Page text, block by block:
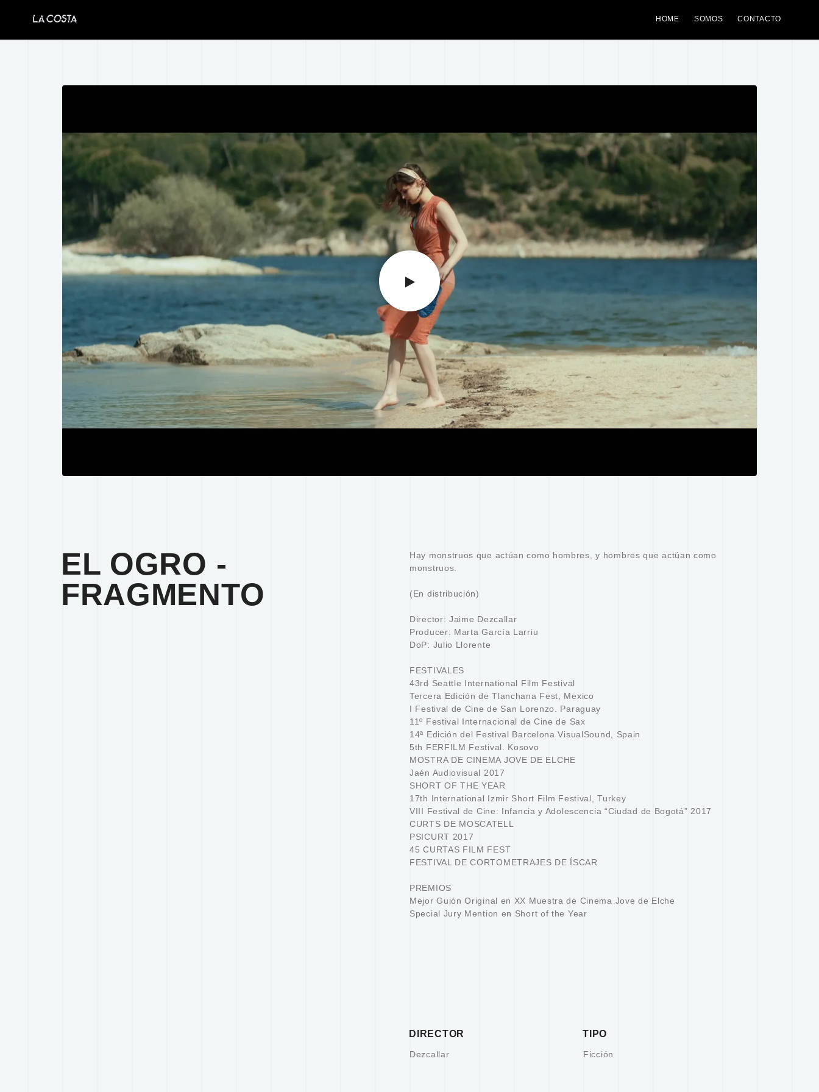
HOME SOMOS CONTACTO
EL OGRO -
FRAGMENTO
Hay monstruos que actúan como hombres, y hombres que actúan como
monstruos.
(En distribución)
Director: Jaime Dezcallar
Producer: Marta García Larriu
DoP: Julio Llorente
FESTIVALES
43rd Seattle International Film Festival
Tercera Edición de Tlanchana Fest, Mexico
I Festival de Cine de San Lorenzo. Paraguay
11º Festival Internacional de Cine de Sax
14ª Edición del Festival Barcelona VisualSound, Spain
5th FERFILM Festival. Kosovo
MOSTRA DE CINEMA JOVE DE ELCHE
Jaén Audiovisual 2017
SHORT OF THE YEAR
17th International Izmir Short Film Festival, Turkey
VIII Festival de Cine: Infancia y Adolescencia “Ciudad de Bogotá” 2017
CURTS DE MOSCATELL
PSICURT 2017
45 CURTAS FILM FEST
FESTIVAL DE CORTOMETRAJES DE ÍSCAR
PREMIOS
Mejor Guión Original en XX Muestra de Cinema Jove de Elche
Special Jury Mention en Short of the Year
DIRECTOR
Dezcallar
TIPO
Ficción